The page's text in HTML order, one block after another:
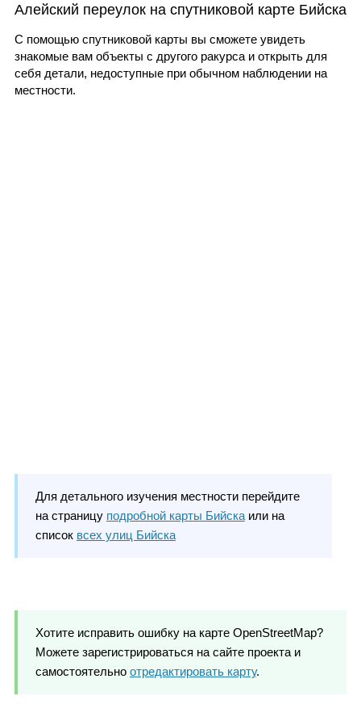
Алейский переулок на спутниковой карте Бийска
С помощью спутниковой карты вы сможете увидеть
знакомые вам объекты с другого ракурса и открыть для
себя детали, недоступные при обычном наблюдении на
местности.
Для детального изучения местности перейдите
на страницу подробной карты Бийскаили на
список всех улиц Бийска
Хотите исправить ошибку на карте OpenStreetMap?
Можете зарегистрироваться на сайте проекта и
самостоятельно отредактировать карту.